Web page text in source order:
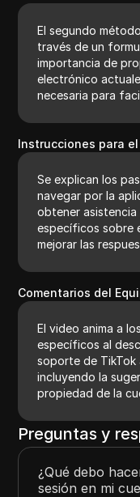
El segundo
través de un
importancia de
electrónico
necesaria para
Instrucciones para
Se explican los
navegar por la
obtener
específicos sobre
mejorar las
Comentarios del
El video anima a
específicos al
soporte de TikTok
incluyendo la
propiedad de la
Preguntas y
¿Qué debo
sesión en mi